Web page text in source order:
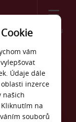
Menu
Car
vám
Údaje dále
inzerce
našich
Kliknutím na
souborů